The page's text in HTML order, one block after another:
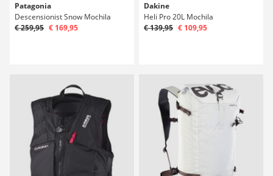
Patagonia
Descensionist Snow Mochila
€ 259,95 € 169,95
Dakine
Heli Pro 20L Mochila
€ 139,95 € 109,95